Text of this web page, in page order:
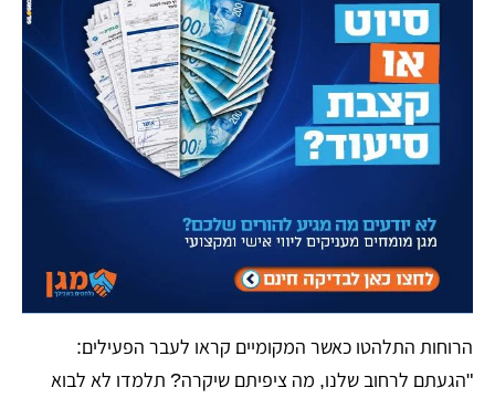
​הרוחות התלהטו כאשר המקומיים קראו לעבר הפעילים:
"הגעתם לרחוב שלנו, מה ציפיתם שיקרה? תלמדו לא לבוא